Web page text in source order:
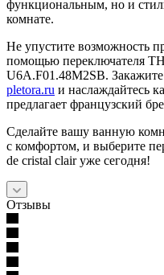
функциональным, но и
комнате.
Не упустите возможность
помощью переключателя
U6A.F01.48M2SB.
pletora.ru и наслаждайтесь
предлагает французский
Сделайте вашу ванную
с комфортом, и выберите
de cristal clair уже сегодня!
Отзывы